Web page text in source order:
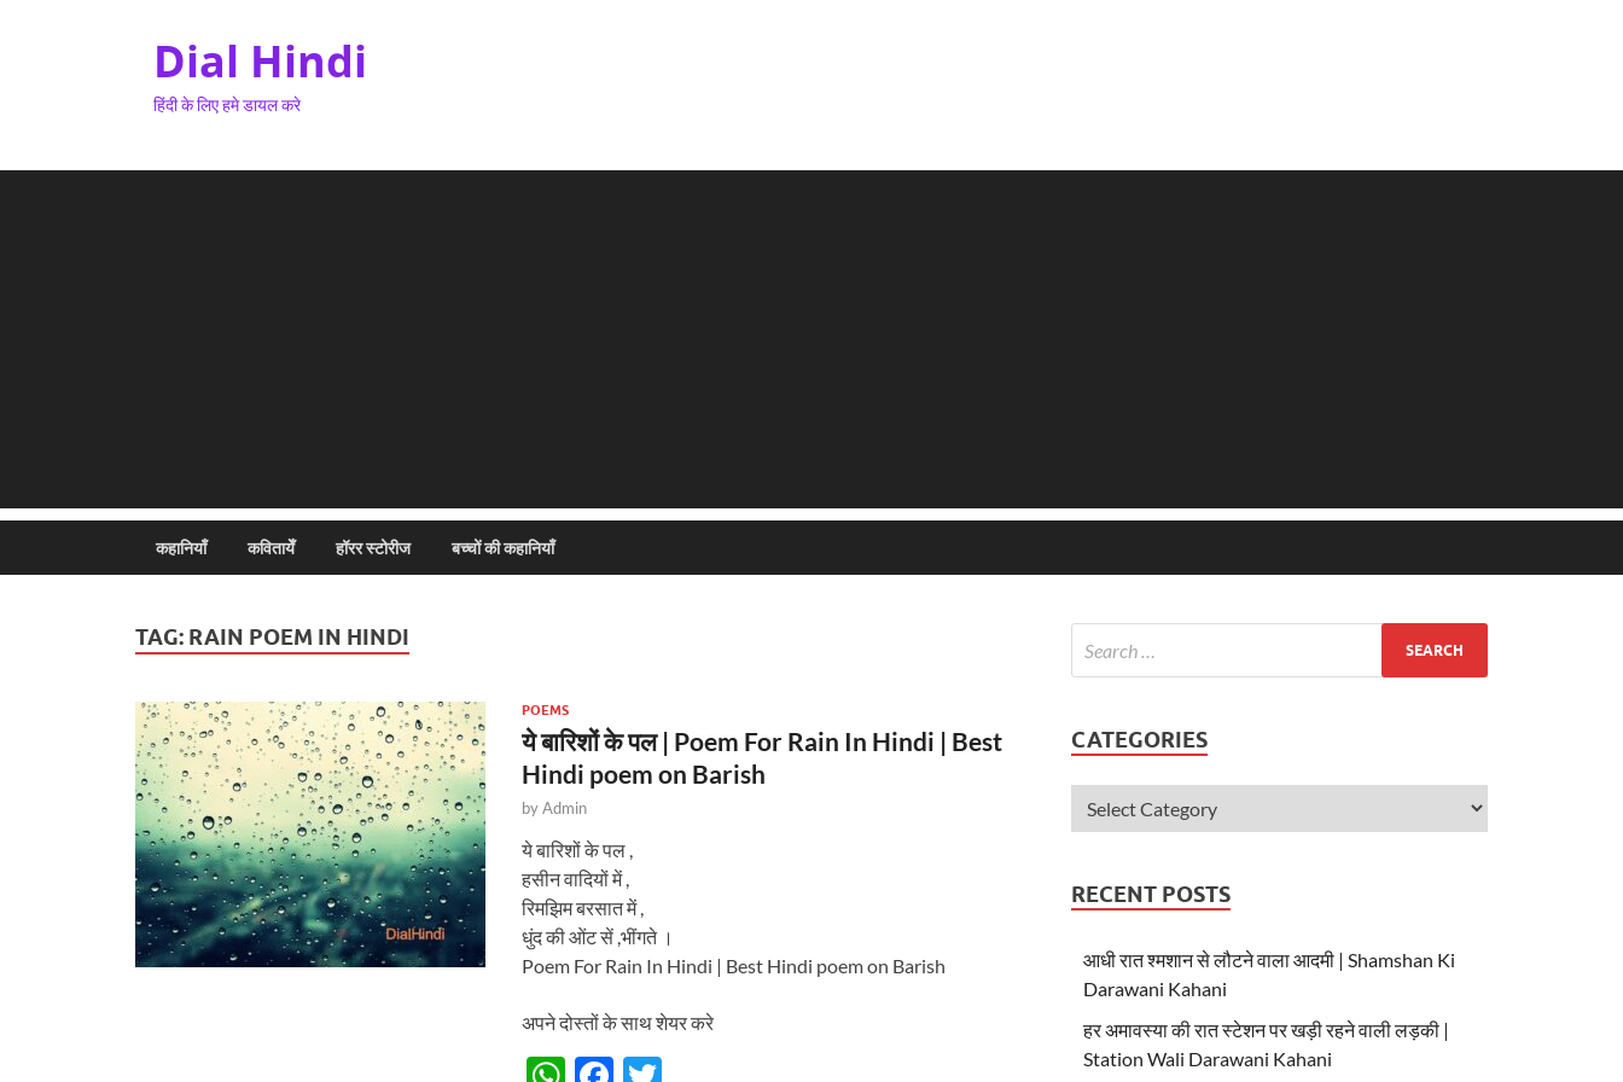
Dial Hindi
हिंदी के लिए हमे डायल करे
कहानियाँ कवितायेँ हॉरर स्टोरीज बच्चों की कहानियाँ
TAG: RAIN POEM IN HINDI
POEMS
ये बारिशों के पल | Poem For Rain In Hindi | Best
Hindi poem on Barish
byAdmin
ये बारिशों के पल ,
हसीन वादियों में ,
रिमझिम बरसात में ,
धुंद की ओंट सें ,भींगते ।
Poem For Rain In Hindi | Best Hindi poem on Barish
अपने दोस्तों के साथ शेयर करे
CATEGORIES
RECENT POSTS
आधी रात श्मशान से लौटने वाला आदमी | Shamshan Ki
Darawani Kahani
हर अमावस्या की रात स्टेशन पर खड़ी रहने वाली लड़की |
Station Wali Darawani Kahani